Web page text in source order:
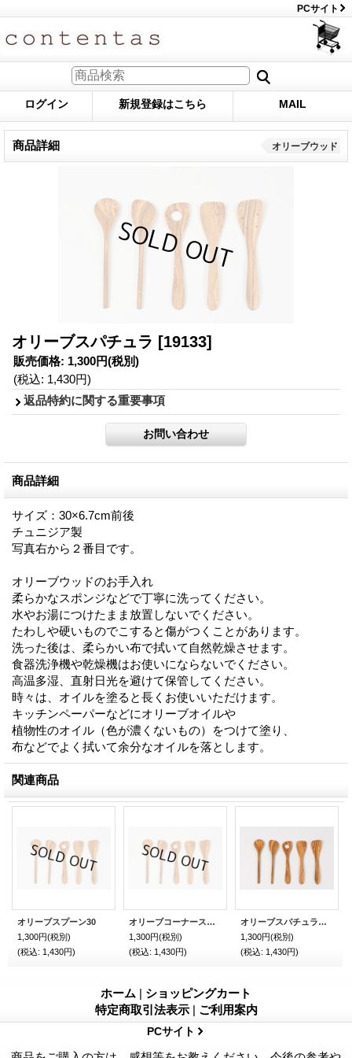
PCサイト
ログイン 新規登録はこちら MAIL
商品詳細 オリーブウッド
オリーブスパチュラ [19133]
販売価格: 1,300円(税別)
(税込: 1,430円)
返品特約に関する重要事項
商品詳細
サイズ：30×6.7cm前後
チュニジア製
写真右から２番目です。
オリーブウッドのお手入れ
柔らかなスポンジなどで丁寧に洗ってください。
水やお湯につけたまま放置しないでください。
たわしや硬いものでこすると傷がつくことがあります。
洗った後は、柔らかい布で拭いて自然乾燥させます。
食器洗浄機や乾燥機はお使いにならないでください。
高温多湿、直射日光を避けて保管してください。
時々は、オイルを塗ると長くお使いいただけます。
キッチンペーパーなどにオリーブオイルや
植物性のオイル（色が濃くないもの）をつけて塗り、
布などでよく拭いて余分なオイルを落とします。
関連商品
オリーブスプーン30
1,300円(税別)
(税込: 1,430円)
オリーブコーナースプーン
1,300円(税別)
(税込: 1,430円)
オリーブスパチュラWホールズ
1,300円(税別)
(税込: 1,430円)
ホーム | ショッピングカート
特定商取引法表示 | ご利用案内
PCサイト